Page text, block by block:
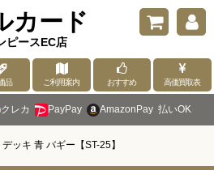
カード
ピースEC店
品 ご利用案内 おすすめ 高価買取表
クレカ PayPay AmazonPay 払いOK
ッキ 青 バギー【ST-25】